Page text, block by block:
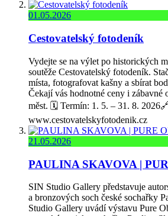
01.05.2026
Cestovatelský fotodeník
Vydejte se na výlet po historických
soutěže Cestovatelský fotodeník.
místa, fotografovat kašny a sbírat
Čekají vás hodnotné ceny i zábavné
měst. 🗓️ Termín: 1. 5. – 31. 8.
www.cestovatelskyfotodenik.cz
21.05.2026
PAULINA SKAVOVA |
SIN Studio Gallery představuje
a bronzových soch české sochařky
Studio Gallery uvádí výstavu Pure